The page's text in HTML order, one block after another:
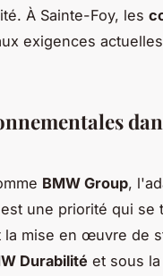
À Sainte-Foy, les
exigences
BMW Group,
est une priorité qui se
la mise en œuvre de
Durabilité et sous